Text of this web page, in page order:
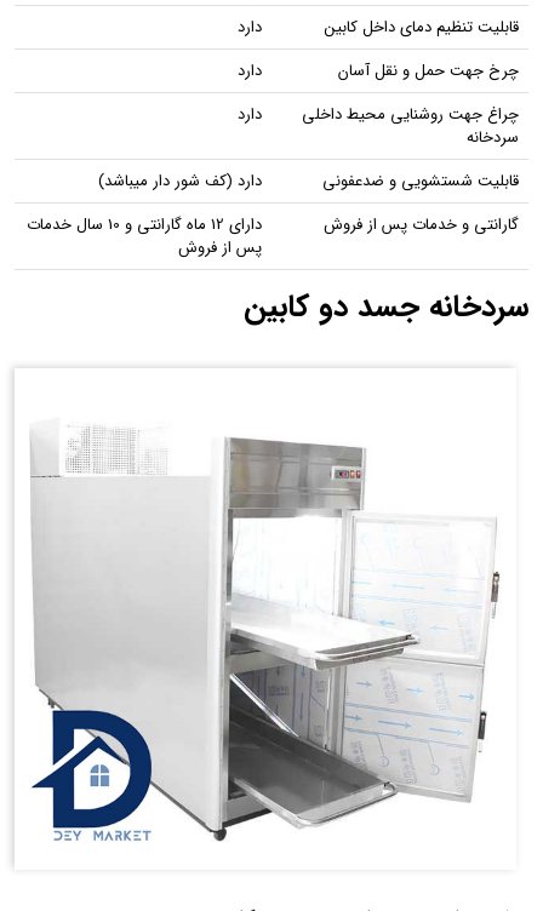
قابلیت تنظیم دمای داخل کابین
دارد
چرخ جهت حمل و نقل آسان
دارد
چراغ جهت روشنایی محیط داخلی
سردخانه
دارد
قابلیت شستشویی و ضدعفونی
دارد (کف شور دار میباشد)
گارانتی و خدمات پس از فروش
دارای 12 ماه گارانتی و 10 سال خدمات
پس از فروش
سردخانه جسد دو کابین